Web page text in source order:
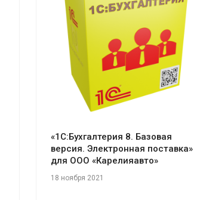
Смотреть проект
«1С:Бухгалтерия 8. Базовая
версия. Электронная поставка»
для ООО «Карелияавто»
18 ноября 2021